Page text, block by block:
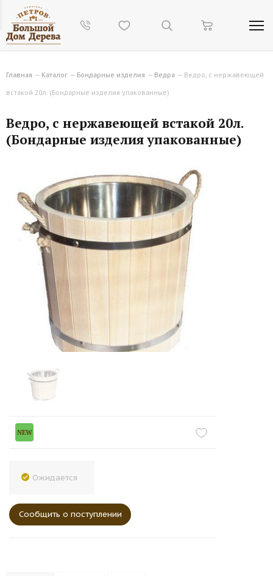
Главная — Каталог — Бондарные изделия — Ведра — Ведро, с нержавеющей
встакой 20л. (Бондарные изделия упакованные)
Ведро, с нержавеющей встакой 20л.
(Бондарные изделия упакованные)
NEW
Ожидается
Сообщить о поступлении